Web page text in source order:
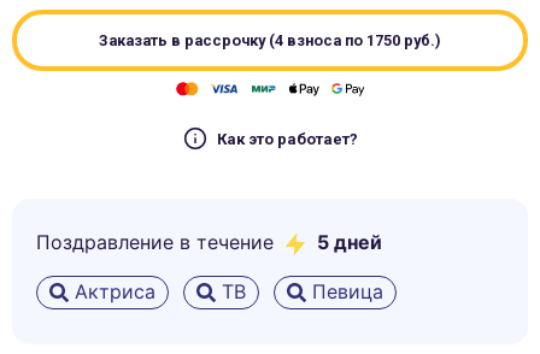
Заказать в рассрочку (4 взноса по 1750 руб.)
Как это работает?
Поздравление в течение 5 дней
Актриса ТВ Певица